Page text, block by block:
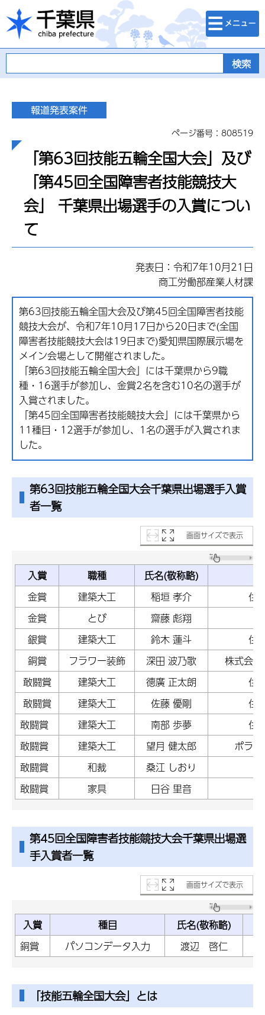
千葉県
検索・メニュ
ー
ページ番号：808519
「第63回技能五輪全国大会」及び
「第45回全国障害者技能競技大
会」 千葉県出場選手の入賞につい
て
発表日：令和7年10月21日
商工労働部産業人材課
第63回技能五輪全国大会及び第45回全国障害者技能
競技大会が、令和7年10月17日から20日まで(全国
障害者技能競技大会は19日まで)愛知県国際展示場を
メイン会場として開催されました。
「第63回技能五輪全国大会」には千葉県から9職
種・16選手が参加し、金賞2名を含む10名の選手が
入賞されました。
「第45回全国障害者技能競技大会」には千葉県から
11種目・12選手が参加し、1名の選手が入賞されま
した。
第63回技能五輪全国大会千葉県出場選手入賞
者一覧
画面サイズで表示
入賞 職種
氏名(敬称略)
金賞
建築大工 稲垣 孝介
住
金賞
とび 齋藤 彪翔
銀賞
建築大工 鈴木 蓮斗
住
銅賞
フラワー装飾 深田 波乃歌
株式会
敢闘賞
建築大工 德廣 正太朗
住
敢闘賞
建築大工 佐藤 優剛
住
敢闘賞
建築大工 南部 歩夢
住
敢闘賞
建築大工 望月 健太郎
ポラ
敢闘賞
和裁
桑江 しおり
敢闘賞
家具 日谷 里音
第45回全国障害者技能競技大会千葉県出場選
手入賞者一覧
画面サイズで表示
入賞 種目
氏名(敬称略)
銅賞
パソコンデータ入力 渡辺 啓仁
「技能五輪全国大会」とは